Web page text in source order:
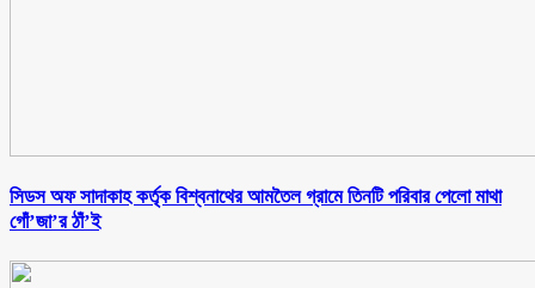
সিডস অফ সাদাকাহ কর্তৃক বিশ্বনাথের আমতৈল গ্রামে তিনটি পরিবার পেলো মাথা
গোঁ’জা’র ঠাঁ’ই